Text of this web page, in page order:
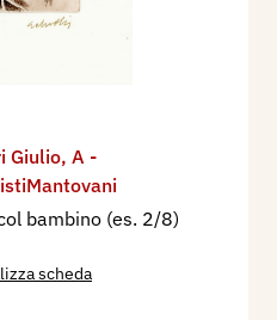
Giulio, A -
bambino (es. 2/8)
scheda